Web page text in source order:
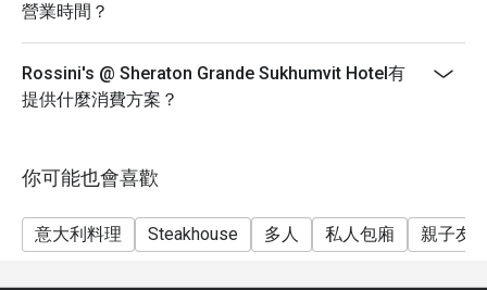
營業時間？
Rossini's @ Sheraton Grande Sukhumvit Hotel有
提供什麼消費方案？
你可能也會喜歡
意大利料理 Steakhouse 多人 私人包廂 親子友